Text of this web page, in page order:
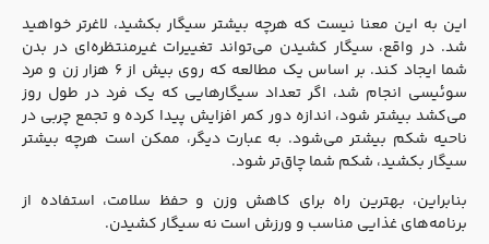
این به این معنا نیست که هرچه بیشتر سیگار بکشید، لاغرتر خواهید
شد. در واقع، سیگار کشیدن می‌تواند تغییرات غیرمنتظره‌ای در بدن
شما ایجاد کند. بر اساس یک مطالعه که روی بیش از ۶ هزار زن و مرد
سوئیسی انجام شد، اگر تعداد سیگارهایی که یک فرد در طول روز
می‌کشد بیشتر شود، اندازه دور کمر افزایش پیدا کرده و تجمع چربی در
ناحیه شکم بیشتر می‌شود. به عبارت دیگر، ممکن است هرچه بیشتر
سیگار بکشید، شکم شما چاق‌تر شود.
بنابراین، بهترین راه برای کاهش وزن و حفظ سلامت، استفاده از
برنامه‌های غذایی مناسب و ورزش است نه سیگار کشیدن.